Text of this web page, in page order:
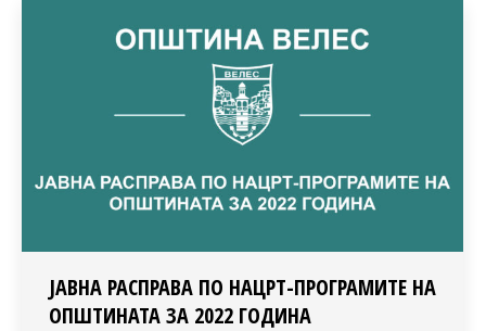
JАВНA РАСПРАВA ПО НАЦРТ-ПРОГРАМИТЕ НА
ОПШТИНАТА ЗА 2022 ГОДИНА